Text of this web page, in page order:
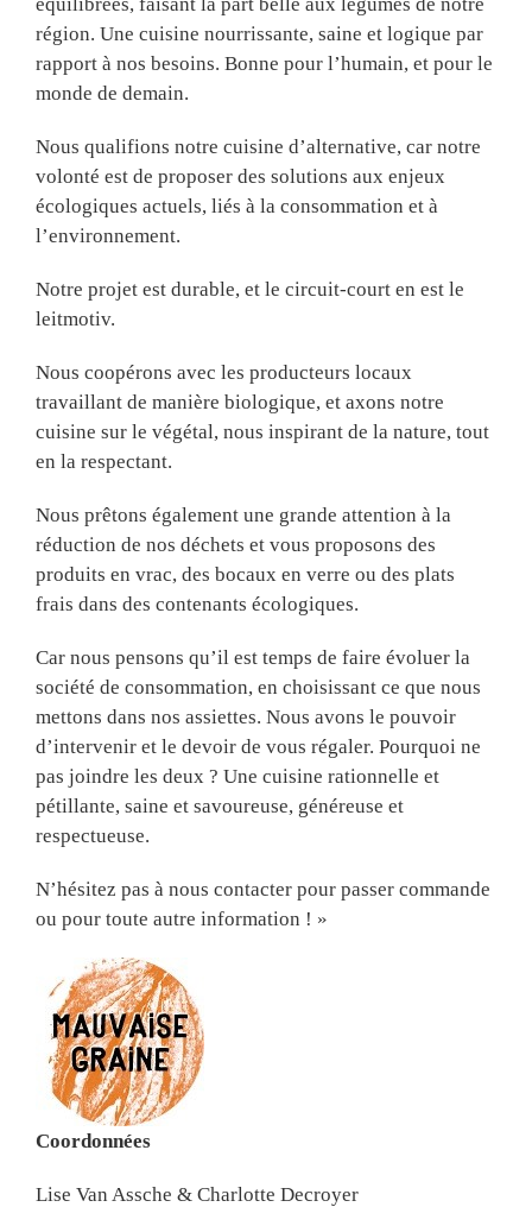
région. Une cuisine nourrissante, saine et logique par
rapport à nos besoins. Bonne pour l’humain, et pour le
monde de demain.
Nous qualifions notre cuisine d’alternative, car notre
volonté est de proposer des solutions aux enjeux
écologiques actuels, liés à la consommation et à
l’environnement.
Notre projet est durable, et le circuit-court en est le
leitmotiv.
Nous coopérons avec les producteurs locaux
travaillant de manière biologique, et axons notre
cuisine sur le végétal, nous inspirant de la nature, tout
en la respectant.
Nous prêtons également une grande attention à la
réduction de nos déchets et vous proposons des
produits en vrac, des bocaux en verre ou des plats
frais dans des contenants écologiques.
Car nous pensons qu’il est temps de faire évoluer la
société de consommation, en choisissant ce que nous
mettons dans nos assiettes. Nous avons le pouvoir
d’intervenir et le devoir de vous régaler. Pourquoi ne
pas joindre les deux ? Une cuisine rationnelle et
pétillante, saine et savoureuse, généreuse et
respectueuse.
N’hésitez pas à nous contacter pour passer commande
ou pour toute autre information ! »
Coordonnées
Lise Van Assche & Charlotte Decroyer